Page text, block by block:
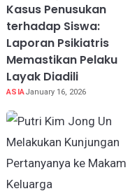
Kasus Penusukan
terhadap Siswa:
Laporan Psikiatris
Memastikan Pelaku
Layak Diadili
ASIAJanuary 16, 2026